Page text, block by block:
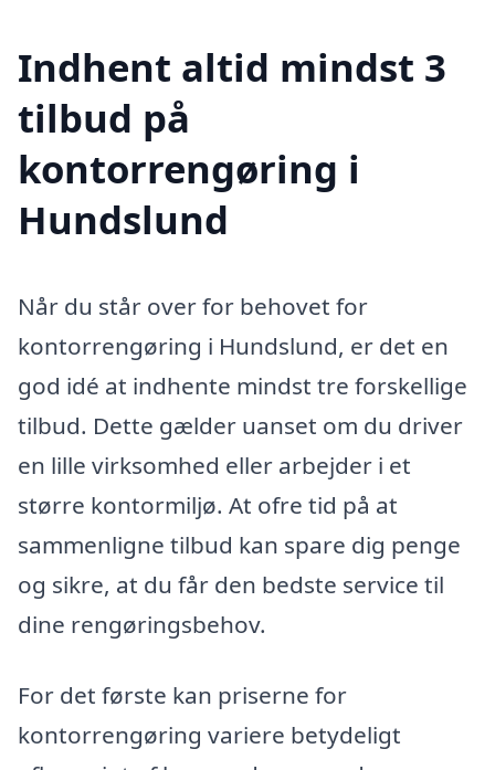
Indhent altid mindst 3
tilbud på
kontorrengøring i
Hundslund
Når du står over for behovet for
kontorrengøring i Hundslund, er det en
god idé at indhente mindst tre forskellige
tilbud. Dette gælder uanset om du driver
en lille virksomhed eller arbejder i et
større kontormiljø. At ofre tid på at
sammenligne tilbud kan spare dig penge
og sikre, at du får den bedste service til
dine rengøringsbehov.
For det første kan priserne for
kontorrengøring variere betydeligt